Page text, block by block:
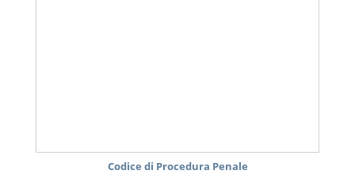
Codice di Procedura Penale